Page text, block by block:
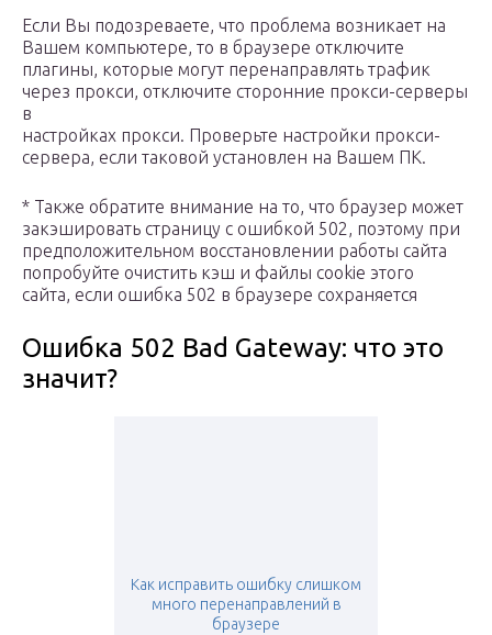
Если Вы подозреваете, что проблема возникает на
Вашем компьютере, то в браузере отключите
плагины, которые могут перенаправлять трафик
через прокси, отключите сторонние прокси-серверы
в
настройках прокси. Проверьте настройки прокси-
сервера, если таковой установлен на Вашем ПК.
* Также обратите внимание на то, что браузер может
закэшировать страницу с ошибкой 502, поэтому при
предположительном восстановлении работы сайта
попробуйте очистить кэш и файлы cookie этого
сайта, если ошибка 502 в браузере сохраняется
Ошибка 502 Bad Gateway: что это
значит?
Как исправить ошибку слишком
много перенаправлений в
браузере